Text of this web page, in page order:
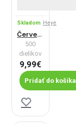
Skladom Heye
Červená a modrá
500
dielikov
9,99€
Pridať do košíka